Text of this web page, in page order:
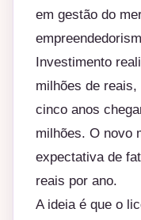
em gestão do
Investimento
milhões de
cinco anos
milhões. O novo
expectativa de
reais por ano.
A ideia é que o